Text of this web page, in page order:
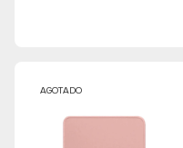
AGOTADO